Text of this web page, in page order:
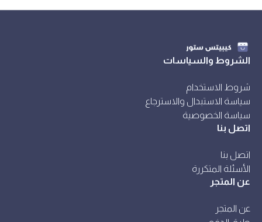
الشروط والسياسات
شروط الاستخدام
سياسة الاستبدال والاسترجاع
سياسة الخصوصية
اتصل بنا
اتصل بنا
الأسئلة المتكررة
عن المتجر
عن المتجر